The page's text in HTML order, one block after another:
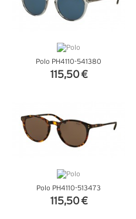
Polo PH4110-541380
115,50 €
Polo PH4110-513473
115,50 €